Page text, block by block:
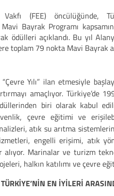
(FEE) öncülüğünde,
Bayrak Programı
ödülleri açıklandı. Bu yıl
toplam 79 nokta Mavi Bayrak
Yılı” ilan etmesiyle
amaçlıyor. Türkiye’de
biri olarak kabul
çevre eğitimi ve
atık su arıtma
engelli erişimi, atık
Marinalar ve turizm
halkın katılımı ve çevre
EN İYİLERİ